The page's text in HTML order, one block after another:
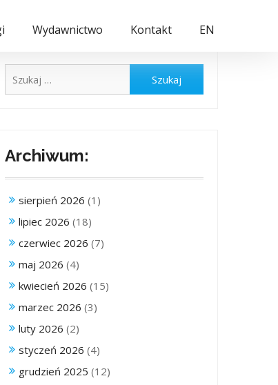
Wydawnictwo Kontakt EN
Archiwum:
sierpień 2026 (1)
lipiec 2026 (18)
czerwiec 2026 (7)
maj 2026 (4)
kwiecień 2026 (15)
marzec 2026 (3)
luty 2026 (2)
styczeń 2026 (4)
grudzień 2025 (12)